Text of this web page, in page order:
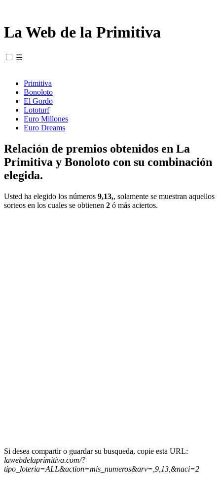
La Web de la Primitiva
☰
Primitiva
Bonoloto
El Gordo
Lototurf
Euro Millones
Euro Dreams
Relación de premios obtenidos en La
Primitiva y Bonoloto con su combinación
elegida.
Usted ha elegido los números 9,13,, solamente se muestran aquellos
sorteos en los cuales se obtienen 2 ó más aciertos.
Si desea compartir o guardar su busqueda, copie esta URL:
lawebdelaprimitiva.com/?
tipo_loteria=ALL&action=mis_numeros&arv=,9,13,&naci=2